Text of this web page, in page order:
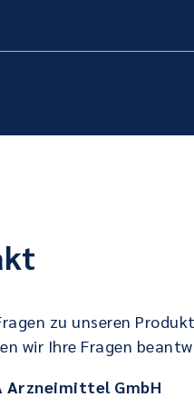
zu unseren
wir Ihre Fragen
Arzneimittel GmbH